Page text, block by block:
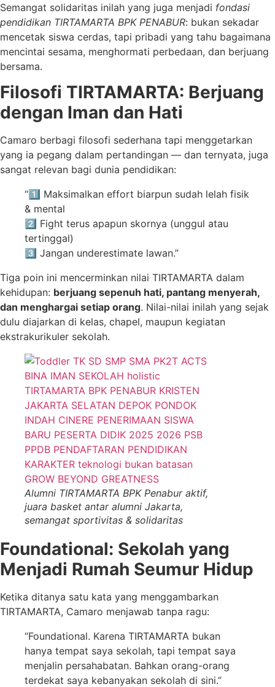
Semangat solidaritas inilah yang juga menjadi fondasi
pendidikan TIRTAMARTA BPK PENABUR: bukan sekadar
mencetak siswa cerdas, tapi pribadi yang tahu bagaimana
mencintai sesama, menghormati perbedaan, dan berjuang
bersama.
Filosofi TIRTAMARTA: Berjuang
dengan Iman dan Hati
Camaro berbagi filosofi sederhana tapi menggetarkan
yang ia pegang dalam pertandingan — dan ternyata, juga
sangat relevan bagi dunia pendidikan:
“1️⃣ Maksimalkan effort biarpun sudah lelah fisik
& mental
2️⃣ Fight terus apapun skornya (unggul atau
tertinggal)
3️⃣ Jangan underestimate lawan.”
Tiga poin ini mencerminkan nilai TIRTAMARTA dalam
kehidupan: berjuang sepenuh hati, pantang menyerah,
dan menghargai setiap orang. Nilai-nilai inilah yang sejak
dulu diajarkan di kelas, chapel, maupun kegiatan
ekstrakurikuler sekolah.
Alumni TIRTAMARTA BPK Penabur aktif,
juara basket antar alumni Jakarta,
semangat sportivitas & solidaritas
Foundational: Sekolah yang
Menjadi Rumah Seumur Hidup
Ketika ditanya satu kata yang menggambarkan
TIRTAMARTA, Camaro menjawab tanpa ragu:
“Foundational. Karena TIRTAMARTA bukan
hanya tempat saya sekolah, tapi tempat saya
menjalin persahabatan. Bahkan orang-orang
terdekat saya kebanyakan sekolah di sini.”